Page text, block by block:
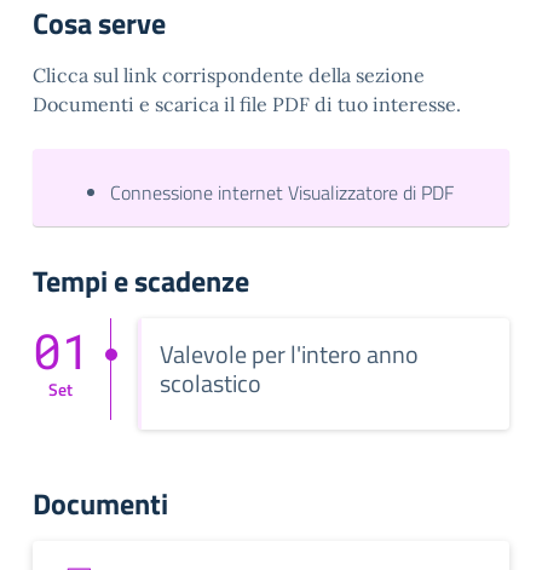
Cosa serve
Clicca sul link corrispondente della sezione
Documenti e scarica il file PDF di tuo interesse.
Connessione internet Visualizzatore di PDF
Tempi e scadenze
01
Set
Valevole per l'intero anno
scolastico
Documenti